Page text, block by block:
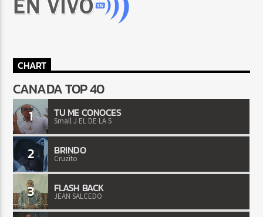
CHART
CANADA TOP 40
1 TU ME CONOCES
Small J EL DE LA S
2 BRINDO
Cruzito
3 FLASH BACK
JEAN SALCEDO